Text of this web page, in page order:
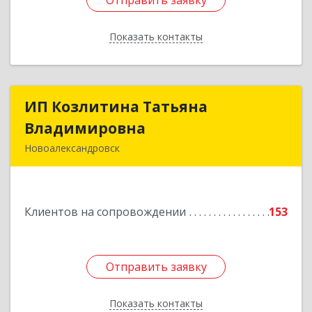
Показать контакты
Назад
ИП Козлитина Татьяна
Владимировна
Новоалександровск
Клиентов на сопровождении 153
Отправить заявку
Показать контакты
ИП Козлитина Татьяна
Подробнее
Отправить заявку
Назад